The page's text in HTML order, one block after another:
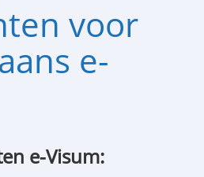
voor
e-
e-Visum: